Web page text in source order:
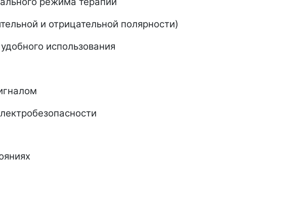
и отрицательной полярности)
использования